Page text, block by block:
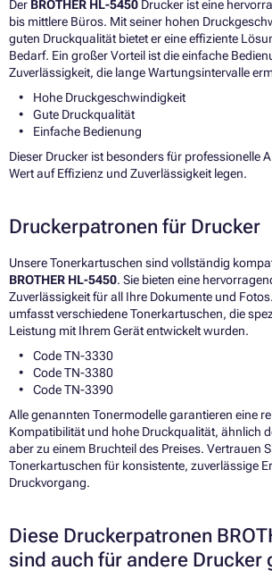
Der BROTHER HL-5450 Drucker ist eine
bis mittlere Büros. Mit seiner hohen
guten Druckqualität bietet er eine effiziente
Bedarf. Ein großer Vorteil ist die einfache
Zuverlässigkeit, die lange Wartungsintervalle
Hohe Druckgeschwindigkeit
Gute Druckqualität
Einfache Bedienung
Dieser Drucker ist besonders für professionelle
Wert auf Effizienz und Zuverlässigkeit legen.
Druckerpatronen für Drucker
Unsere Tonerkartuschen sind vollständig
BROTHER HL-5450. Sie bieten eine
Zuverlässigkeit für all Ihre Dokumente und
umfasst verschiedene Tonerkartuschen, die
Leistung mit Ihrem Gerät entwickelt wurden.
Code TN-3330
Code TN-3380
Code TN-3390
Alle genannten Tonermodelle garantieren eine
Kompatibilität und hohe Druckqualität, ähnlich
aber zu einem Bruchteil des Preises. Vertrauen
Tonerkartuschen für konsistente, zuverlässige
Druckvorgang.
Diese Druckerpatronen
sind auch für andere Drucker